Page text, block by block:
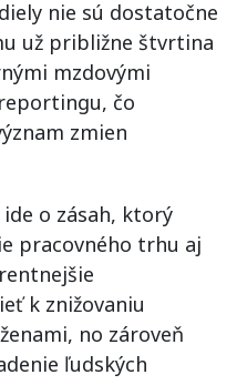
nie sú dostatočne
už približne štvrtina
mzdovými
čo
zmien
o zásah, ktorý
pracovného trhu aj
k znižovaniu
no zároveň
ľudských